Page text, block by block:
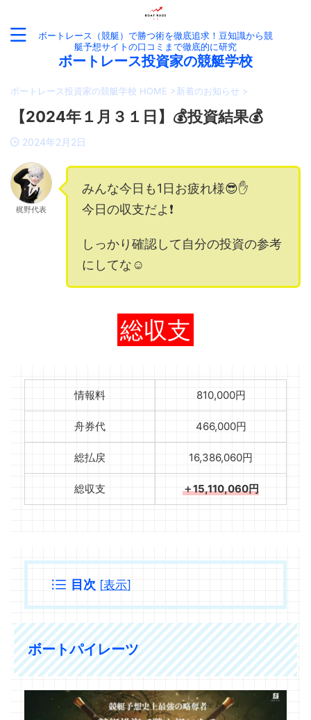
ボートレース（競艇）で勝つ術を徹底追求！豆知識から競
艇予想サイトの口コミまで徹底的に研究
ボートレース投資家の競艇学校
ボートレース投資家の競艇学校 HOME >新着のお知らせ >
【2024年１月３１日】💰投資結果💰
2024年2月2日
梶野代表
みんな今日も1日お疲れ様😎✋
今日の収支だよ❗️
しっかり確認して自分の投資の参考
にしてな☺️
総収支
情報料 810,000円
舟券代 466,000円
総払戻 16,386,060円
総収支 ＋15,110,060円
目次 [表示]
ボートパイレーツ